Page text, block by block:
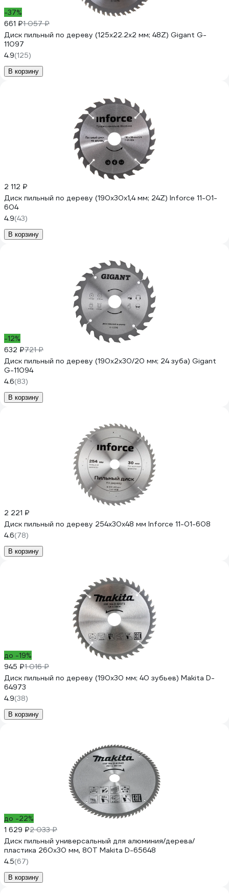
-37%
661 ₽1 057 ₽
Диск пильный по дереву (125х22.2х2 мм; 48Z) Gigant G-
11097
4.9(125)
В корзину
2 112 ₽
Диск пильный по дереву (190х30х1,4 мм; 24Z) Inforce 11-01-
604
4.9(43)
В корзину
-12%
632 ₽721 ₽
Диск пильный по дереву (190х2х30/20 мм; 24 зуба) Gigant
G-11094
4.6(83)
В корзину
2 221 ₽
Диск пильный по дереву 254х30х48 мм Inforce 11-01-608
4.6(78)
В корзину
до -19%
945 ₽1 016 ₽
Диск пильный по дереву (190х30 мм; 40 зубьев) Makita D-
64973
4.9(38)
В корзину
до -22%
1 629 ₽2 033 ₽
Диск пильный универсальный для алюминия/дерева/
пластика 260x30 мм, 80T Makita D-65648
4.5(67)
В корзину